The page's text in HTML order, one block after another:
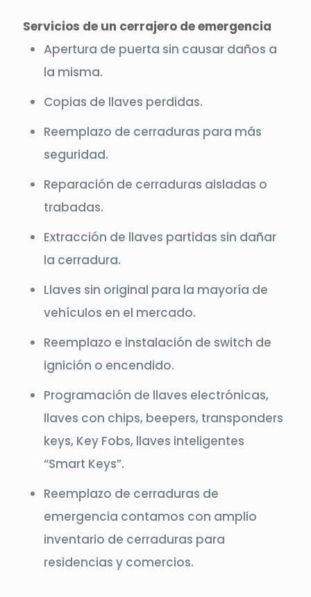
Servicios de un cerrajero de emergencia
Apertura de puerta sin causar daños a
la misma.
Copias de llaves perdidas.
Reemplazo de cerraduras para más
seguridad.
Reparación de cerraduras aisladas o
trabadas.
Extracción de llaves partidas sin dañar
la cerradura.
Llaves sin original para la mayoría de
vehículos en el mercado.
Reemplazo e instalación de switch de
ignición o encendido.
Programación de llaves electrónicas,
llaves con chips, beepers, transponders
keys, Key Fobs, llaves inteligentes
“Smart Keys”.
Reemplazo de cerraduras de
emergencia contamos con amplio
inventario de cerraduras para
residencias y comercios.